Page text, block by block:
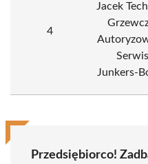
4
Jacek
Serwis
Junkers-
Przedsiębiorco!